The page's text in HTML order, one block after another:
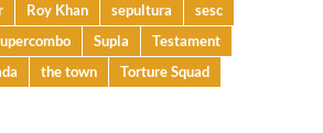
Roy Khan sepultura
sesc
Supla
Testament
the town
Torture Squad